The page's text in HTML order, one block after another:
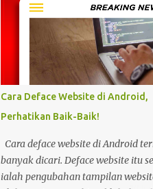
baru dengan kecepatan yang sama
link legal berbayar. Namun
tersebut sepertinya harus
sekarang juga. Pasalnya menonton
konser, drama, atau apapun itu di
resmi disebut bisa menjadi jalan
peretasan pada perangkat
Pengalaman ini dibagikan oleh
media sosial X, @kdrama_menfess
Selasa (23/2/2024) siang. Dalam
unggahannya, terlihat perangkat
Cara Deface Website di Android,
Perhatikan Baik-Baik!
Cara deface website di Android
banyak dicari. Deface website itu
ialah pengubahan tampilan